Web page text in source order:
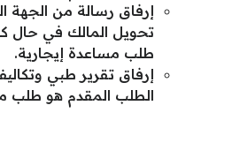
إرفاق رسالة من الجهة
تحويل المالك في حال
طلب مساعدة إيجارية.
إرفاق تقرير طبي
الطلب المقدم هو طلب